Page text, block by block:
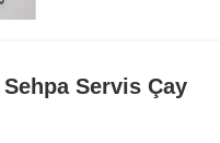
Servis Çay